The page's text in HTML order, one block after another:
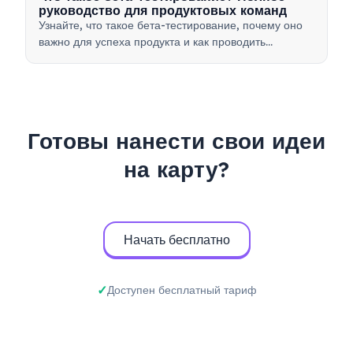
руководство для продуктовых команд
Узнайте, что такое бета-тестирование, почему оно
важно для успеха продукта и как проводить
Готовы нанести свои идеи
на карту?
Начать бесплатно
Доступен бесплатный тариф